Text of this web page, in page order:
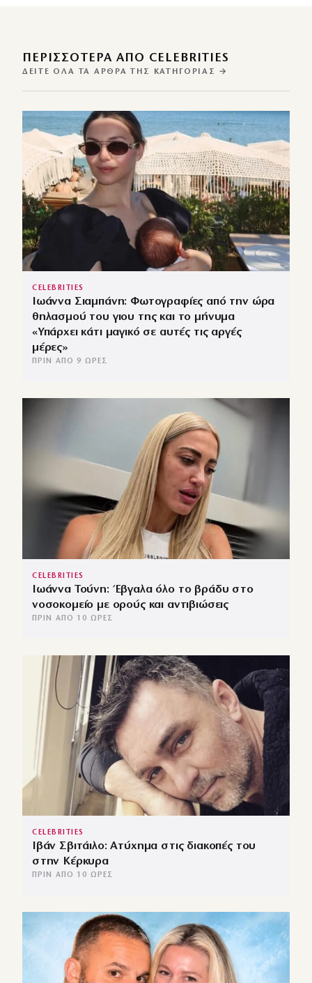
ΠΕΡΙΣΣΌΤΕΡΑ ΑΠΌ CELEBRITIES
ΔΕΊΤΕ ΌΛΑ ΤΑ ΆΡΘΡΑ ΤΗΣ ΚΑΤΗΓΟΡΊΑΣ →
CELEBRITIES
Ιωάννα Σιαμπάνη: Φωτογραφίες από την ώρα
θηλασμού του γιου της και το μήνυμα
«Υπάρχει κάτι μαγικό σε αυτές τις αργές
μέρες»
ΠΡΙΝ ΑΠΌ 9 ΏΡΕΣ
CELEBRITIES
Ιωάννα Τούνη: Έβγαλα όλο το βράδυ στο
νοσοκομείο με ορούς και αντιβιώσεις
ΠΡΙΝ ΑΠΌ 10 ΏΡΕΣ
CELEBRITIES
Ιβάν Σβιτάιλο: Ατύχημα στις διακοπές του
στην Κέρκυρα
ΠΡΙΝ ΑΠΌ 10 ΏΡΕΣ